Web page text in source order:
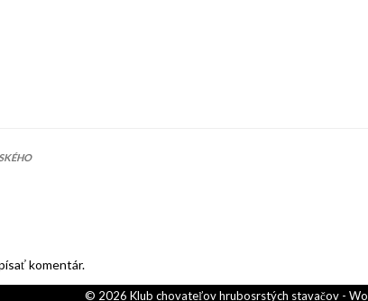
komentár.
© 2026 Klub chovateľov hrubosrstých stavačov -